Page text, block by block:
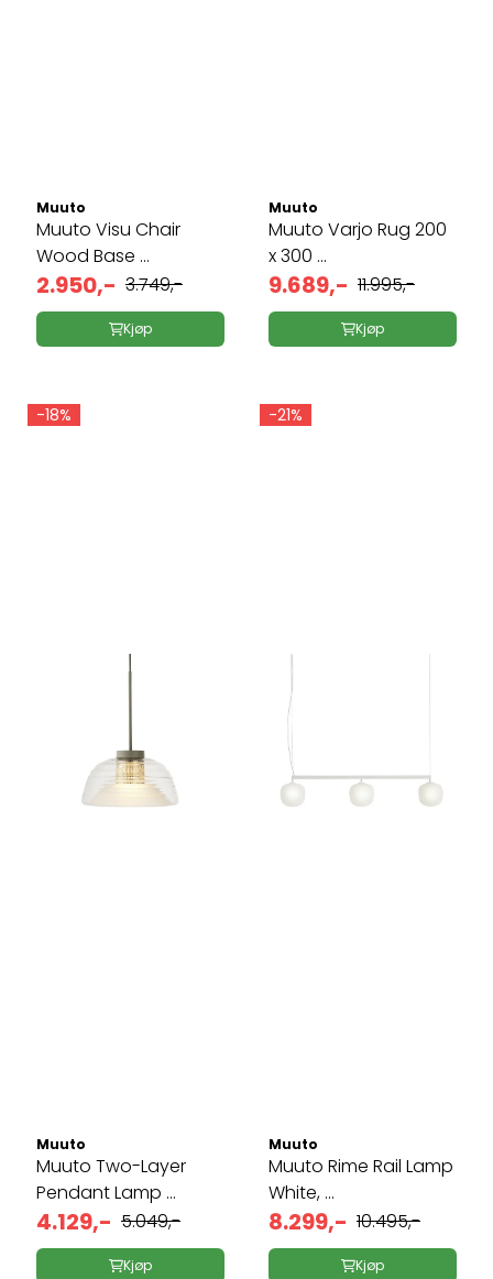
Muuto
Muuto Visu Chair
Wood Base ...
2.950,- 3.749,-
Kjøp
Muuto
Muuto Varjo Rug 200
x 300 ...
9.689,- 11.995,-
Kjøp
-18%
Muuto
Muuto Two-Layer
Pendant Lamp ...
4.129,- 5.049,-
Kjøp
-21%
Muuto
Muuto Rime Rail Lamp
White, ...
8.299,- 10.495,-
Kjøp